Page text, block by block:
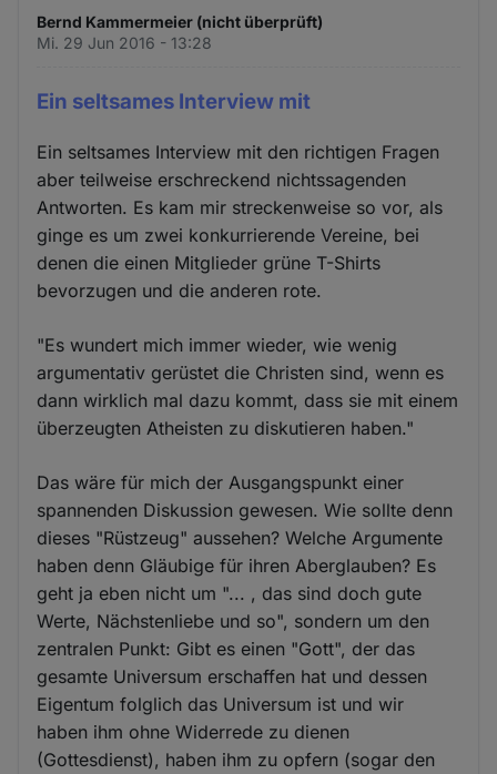
Bernd Kammermeier (nicht überprüft)
Mi. 29 Jun 2016 - 13:28
Ein seltsames Interview mit
Ein seltsames Interview mit den richtigen Fragen
aber teilweise erschreckend nichtssagenden
Antworten. Es kam mir streckenweise so vor, als
ginge es um zwei konkurrierende Vereine, bei
denen die einen Mitglieder grüne T-Shirts
bevorzugen und die anderen rote.
"Es wundert mich immer wieder, wie wenig
argumentativ gerüstet die Christen sind, wenn es
dann wirklich mal dazu kommt, dass sie mit einem
überzeugten Atheisten zu diskutieren haben."
Das wäre für mich der Ausgangspunkt einer
spannenden Diskussion gewesen. Wie sollte denn
dieses "Rüstzeug" aussehen? Welche Argumente
haben denn Gläubige für ihren Aberglauben? Es
geht ja eben nicht um "... , das sind doch gute
Werte, Nächstenliebe und so", sondern um den
zentralen Punkt: Gibt es einen "Gott", der das
gesamte Universum erschaffen hat und dessen
Eigentum folglich das Universum ist und wir
haben ihm ohne Widerrede zu dienen
(Gottesdienst), haben ihm zu opfern (sogar den